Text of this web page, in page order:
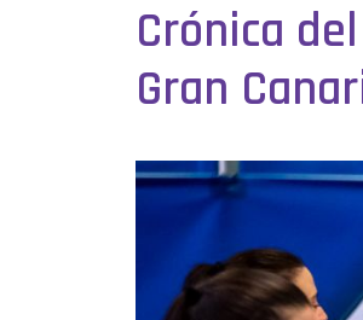
Crónica
Gran